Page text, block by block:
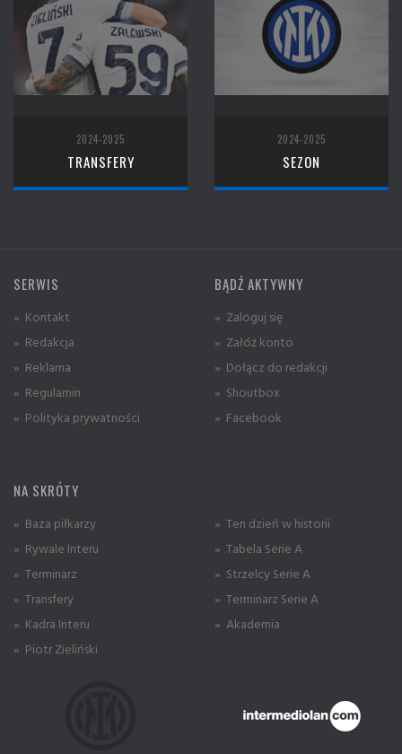
2024-2025
TRANSFERY
2024-2025
SEZON
SERWIS
» Kontakt
» Redakcja
» Reklama
» Regulamin
» Polityka prywatności
BĄDŹ AKTYWNY
» Zaloguj się
» Załóż konto
» Dołącz do redakcji
» Shoutbox
» Facebook
NA SKRÓTY
» Baza piłkarzy
» Rywale Interu
» Terminarz
» Transfery
» Kadra Interu
» Piotr Zieliński
» Ten dzień w historii
» Tabela Serie A
» Strzelcy Serie A
» Terminarz Serie A
» Akademia